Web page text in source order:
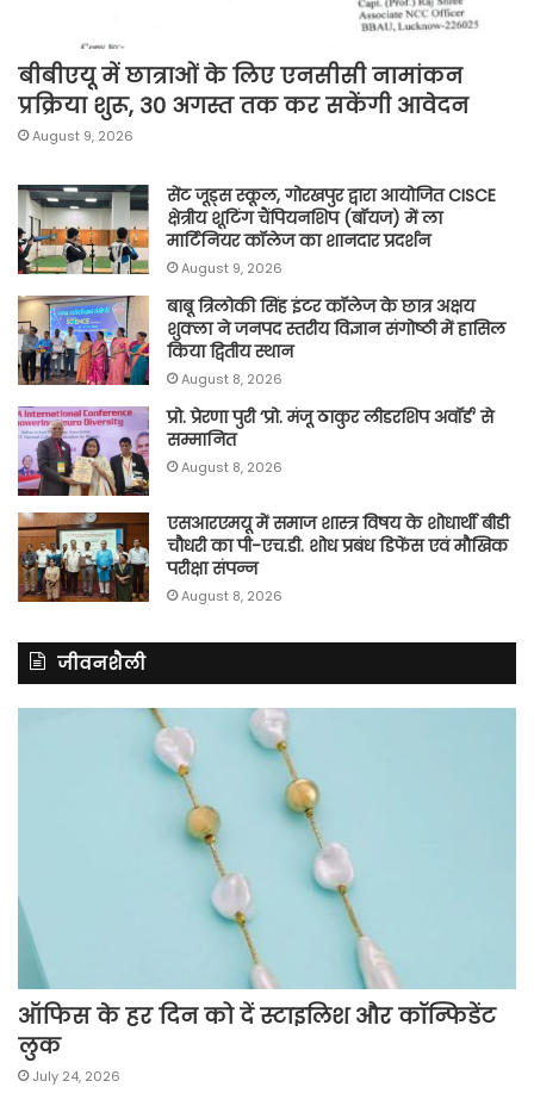
बीबीएयू में छात्राओं के लिए एनसीसी नामांकन
प्रक्रिया शुरू, 30 अगस्त तक कर सकेंगी आवेदन
August 9, 2026
सेंट जूड्स स्कूल, गोरखपुर द्वारा आयोजित CISCE
क्षेत्रीय शूटिंग चैंपियनशिप (बॉयज) में ला
मार्टिनियर कॉलेज का शानदार प्रदर्शन
August 9, 2026
बाबू त्रिलोकी सिंह इंटर कॉलेज के छात्र अक्षय
शुक्ला ने जनपद स्तरीय विज्ञान संगोष्ठी में हासिल
किया द्वितीय स्थान
August 8, 2026
प्रो. प्रेरणा पुरी ‘प्रो. मंजू ठाकुर लीडरशिप अवॉर्ड’ से
सम्मानित
August 8, 2026
एसआरएमयू में समाज शास्त्र विषय के शोधार्थी बीडी
चौधरी का पी-एच.डी. शोध प्रबंध डिफेंस एवं मौखिक
परीक्षा संपन्न
August 8, 2026
जीवनशैली
ऑफिस के हर दिन को दें स्टाइलिश और कॉन्फिडेंट
लुक
July 24, 2026